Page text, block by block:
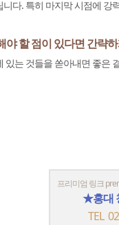
다. 특히 마지막 시점에 강
할 점이 있다면 간략
는 것들을 쏟아내면 좋은
프리미엄 링크
★홍대
TEL